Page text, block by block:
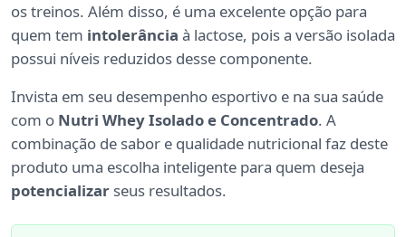
os treinos. Além disso, é uma excelente opção para
quem tem intolerância à lactose, pois a versão isolada
possui níveis reduzidos desse componente.
Invista em seu desempenho esportivo e na sua saúde
com o Nutri Whey Isolado e Concentrado. A
combinação de sabor e qualidade nutricional faz deste
produto uma escolha inteligente para quem deseja
potencializar seus resultados.